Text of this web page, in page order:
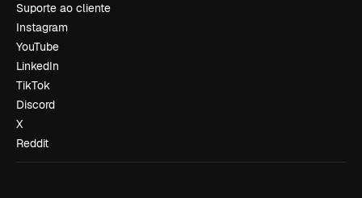
Suporte ao cliente
Instagram
YouTube
LinkedIn
TikTok
Discord
X
Reddit